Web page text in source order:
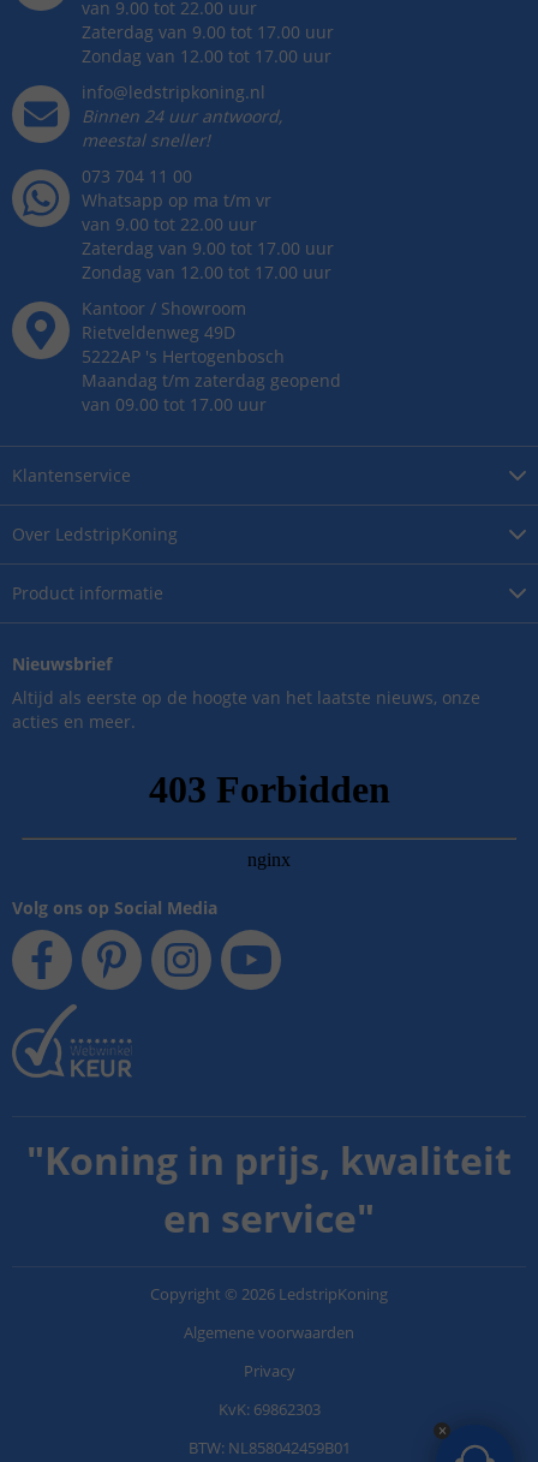
Over LedstripKoning
Product informatie
Klantenservice
van 9.00 tot 22.00 uur
Zaterdag van 9.00 tot 17.00 uur
Zondag van 12.00 tot 17.00 uur
info@ledstripkoning.nl
Binnen 24 uur antwoord,
meestal sneller!
073 704 11 00
Whatsapp op ma t/m vr
van 9.00 tot 22.00 uur
Zaterdag van 9.00 tot 17.00 uur
Zondag van 12.00 tot 17.00 uur
Kantoor / Showroom
Rietveldenweg 49D
5222AP 's Hertogenbosch
Maandag t/m zaterdag geopend
van 09.00 tot 17.00 uur
Nieuwsbrief
Altijd als eerste op de hoogte van het laatste nieuws, onze
acties en meer.
Volg ons op Social Media
"Koning in prijs, kwaliteit
en service"
Copyright © 2026 LedstripKoning
Algemene voorwaarden
Privacy
KvK: 69862303
BTW: NL858042459B01